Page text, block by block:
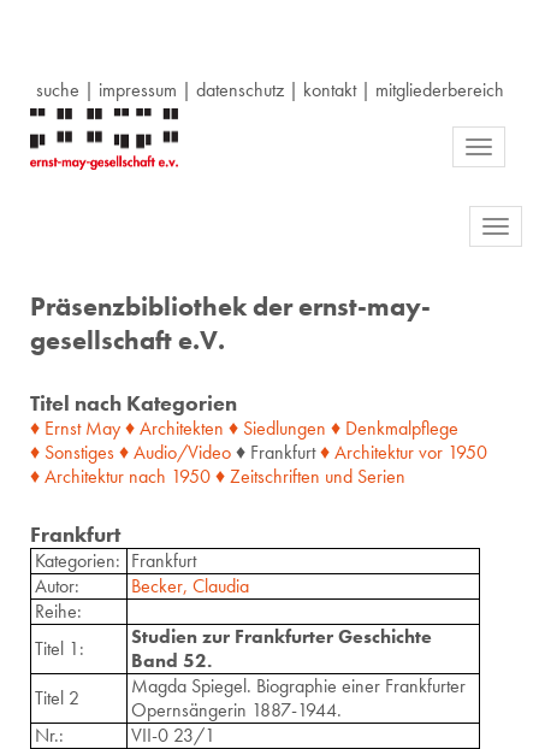
suche | impressum | datenschutz| kontakt| mitgliederbereich
Toggle
Präsenzbibliothek der ernst-may-
gesellschaft e.V.
Titel nach Kategorien
♦ Ernst May♦ Architekten ♦ Siedlungen ♦ Denkmalpflege
♦ Sonstiges♦ Audio/Video♦ Frankfurt♦ Architekturvor 1950
♦ Architektur nach 1950♦ Zeitschriften und Serien
Frankfurt
Kategorien: Frankfurt
Autor:
Becker, Claudia
Reihe:
Titel 1:
Studien zur Frankfurter Geschichte
Band 52.
Titel 2
Magda Spiegel. Biographie einer Frankfurter
Opernsängerin 1887-1944.
Nr.:
VII-0 23/1